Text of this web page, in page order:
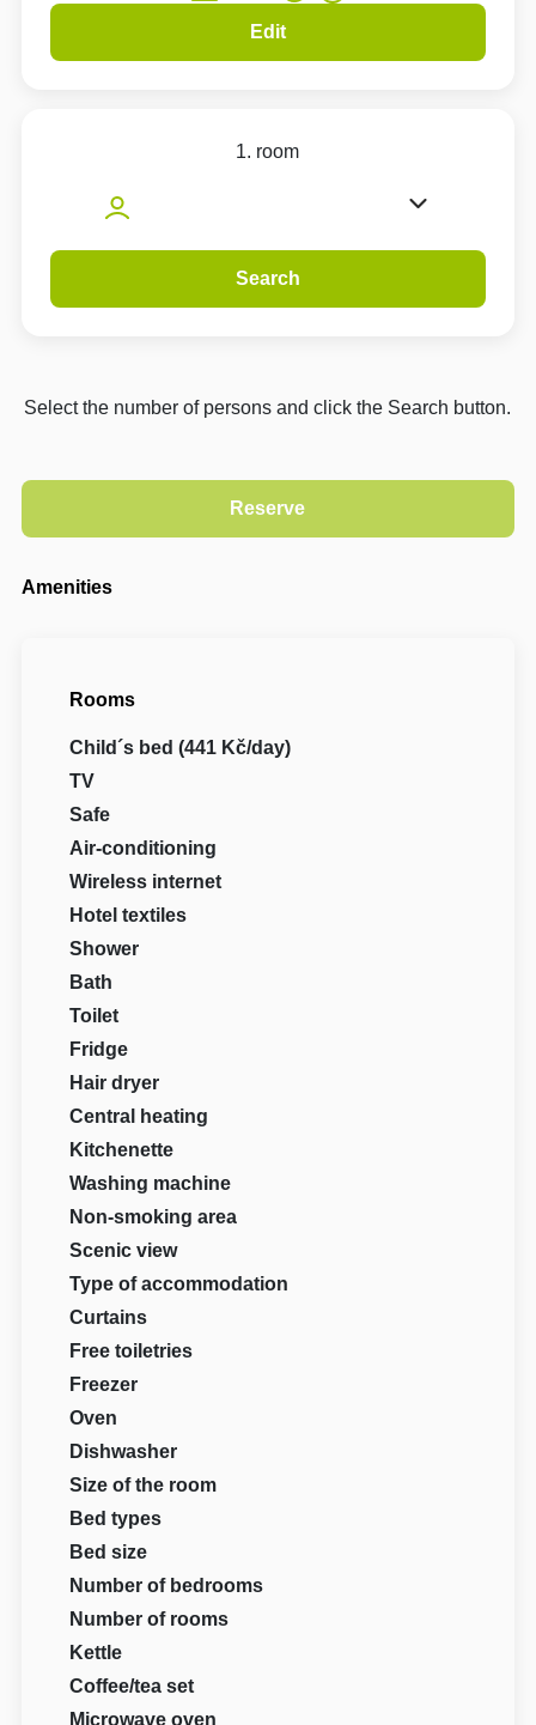
Edit
1. room
Search
Select the number of persons and click the Search button.
Amenities
Rooms
Child´s bed (441 Kč/day)
TV
Safe
Air-conditioning
Wireless internet
Hotel textiles
Shower
Bath
Toilet
Fridge
Hair dryer
Central heating
Kitchenette
Washing machine
Non-smoking area
Scenic view
Type of accommodation
Curtains
Free toiletries
Freezer
Oven
Dishwasher
Size of the room
Bed types
Bed size
Number of bedrooms
Number of rooms
Kettle
Coffee/tea set
Microwave oven